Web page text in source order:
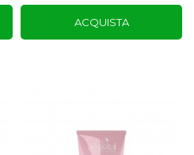
ACQUISTA